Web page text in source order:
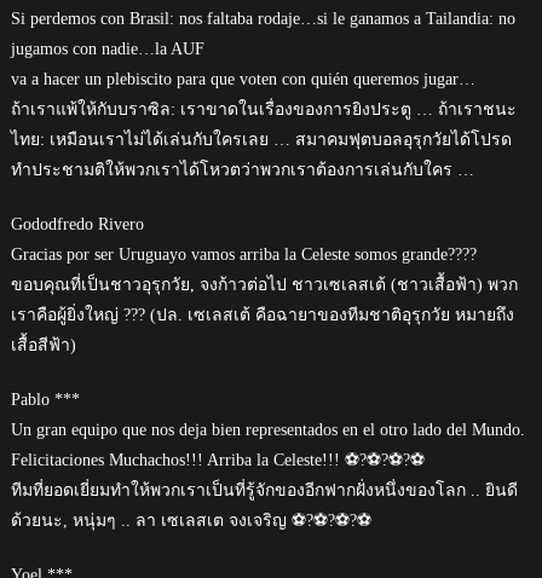
Si perdemos con Brasil: nos faltaba rodaje…si le ganamos a Tailandia: no
jugamos con nadie…la AUF
va a hacer un plebiscito para que voten con quién queremos jugar…
ถ้าเราแพ้ให้กับบราซิล: เราขาดในเรื่องของการยิงประตู … ถ้าเราชนะ
ไทย: เหมือนเราไม่ได้เล่นกับใครเลย … สมาคมฟุตบอลอุรุกวัยได้โปรด
ทำประชามติให้พวกเราได้โหวตว่าพวกเราต้องการเล่นกับใคร …
Gododfredo Rivero
Gracias por ser Uruguayo vamos arriba la Celeste somos grande????
ขอบคุณที่เป็นชาวอุรุกวัย, จงก้าวต่อไป ชาวเซเลสเต้ (ชาวเสื้อฟ้า) พวก
เราคือผู้ยิ่งใหญ่ ??? (ปล. เซเลสเต้ คือฉายาของทีมชาติอุรุกวัย หมายถึง
เสื้อสีฟ้า)
Pablo ***
Un gran equipo que nos deja bien representados en el otro lado del Mundo.
Felicitaciones Muchachos!!! Arriba la Celeste!!! ⚽️?⚽️?⚽️?⚽️
ทีมที่ยอดเยี่ยมทำให้พวกเราเป็นที่รู้จักของอีกฟากฝั่งหนึ่งของโลก .. ยินดี
ด้วยนะ, หนุ่มๆ .. ลา เซเลสเต จงเจริญ ⚽️?⚽️?⚽️?⚽️